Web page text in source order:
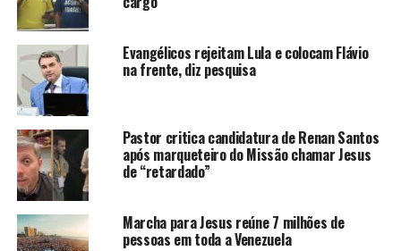
Evangélicos rejeitam Lula e colocam Flávio
na frente, diz pesquisa
Pastor critica candidatura de Renan Santos
após marqueteiro do Missão chamar Jesus
de “retardado”
Marcha para Jesus reúne 7 milhões de
pessoas em toda a Venezuela